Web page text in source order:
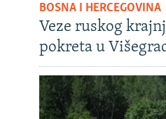
BOSNA I HERCEGOVINA
Veze ruskog
pokreta u